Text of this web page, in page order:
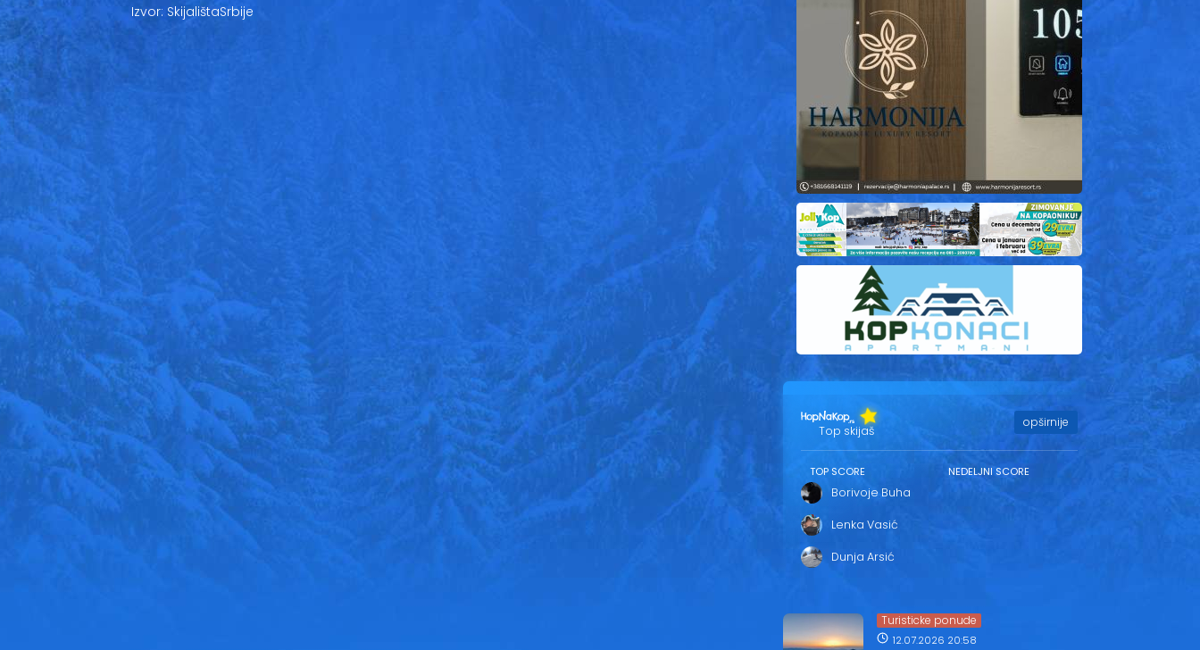
Izvor: SkijalištaSrbije
Top skijaš
opširnije
TOP SCORE
Borivoje Buha
Lenka Vasić
Dunja Arsić
NEDELJNI SCORE
Turisticke ponude
12.07.2026 20:58